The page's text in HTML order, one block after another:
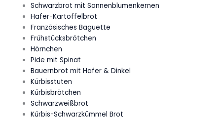
Schwarzbrot mit Sonnenblumenkernen
Hafer-Kartoffelbrot
Französisches Baguette
Frühstücksbrötchen
Hörnchen
Pide mit Spinat
Bauernbrot mit Hafer & Dinkel
Kürbisstuten
Kürbisbrötchen
Schwarzweißbrot
Kürbis-Schwarzkümmel Brot